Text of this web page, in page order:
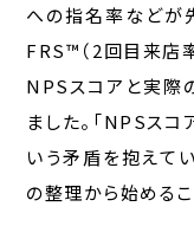
への指名率などが
FRS™（2回目来店
NPSスコアと実際
ました。「NPSス
いう矛盾を抱えて
の整理から始める